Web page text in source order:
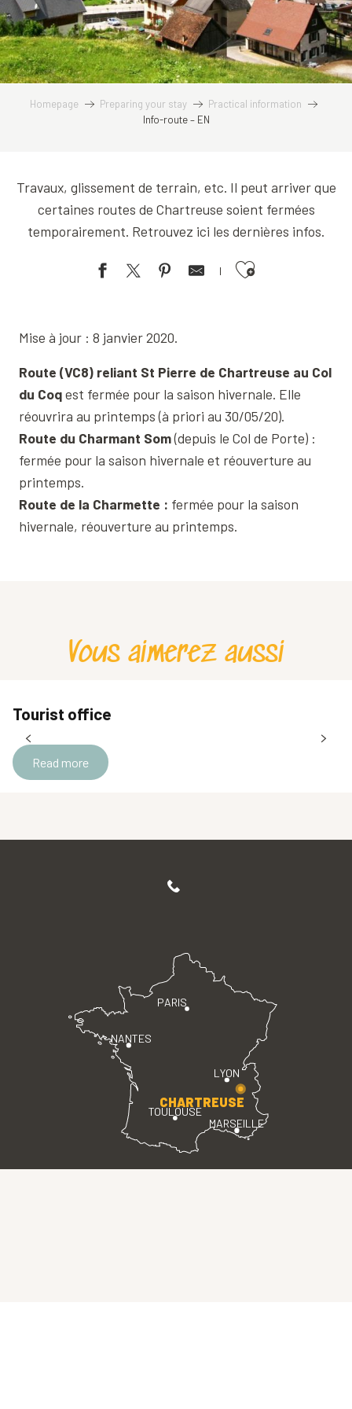
Homepage Preparing your stay
Practical information
Info-route – EN
Travaux, glissement de terrain, etc. Il peut arriver que
certaines routes de Chartreuse soient fermées
temporairement. Retrouvez ici les dernières infos.
Ajouter aux favoris
Mise à jour : 8 janvier 2020.
Route (VC8) reliant St Pierre de Chartreuse au Col
du Coqest fermée pour la saison hivernale. Elle
réouvrira au printemps (à priori au 30/05/20).
Route du Charmant Som(depuis le Col de Porte) :
fermée pour la saison hivernale et réouverture au
printemps.
Route de la Charmette : fermée pour la saison
hivernale, réouverture au printemps.
Vous aimerez aussi
Tourist office
Read more
PARIS
LYON
TOULOUSE
MARSEILLE
NANTES
CHARTREUSE